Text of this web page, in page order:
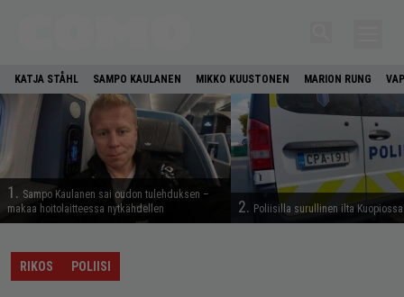
KATJA STÅHL SAMPO KAULANEN MIKKO KUUSTONEN MARION RUNG
1. Sampo Kaulanen sai oudon tulehduksen –
makaa hoitolaitteessa nytkähdellen
2. Poliisilla surullinen ilta
RIKOS POLIISI